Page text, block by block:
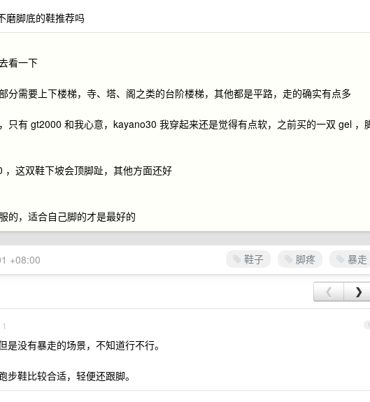
磨脚底的鞋推荐吗
看一下
分需要上下楼梯，寺、塔、阁之类的台阶楼梯，其他都是平路，走的确实有点多
只有 gt2000 和我心意，kayano30 我穿起来还是觉得有点软，之前买的一双 gel ，
这双鞋下坡会顶脚趾，其他方面还好
的，适合自己脚的才是最好的
鞋子 脚疼 暴走
+08:00
❮ ❯
1
1
是没有暴走的场景，不知道行不行。
鞋比较合适，轻便还跟脚。